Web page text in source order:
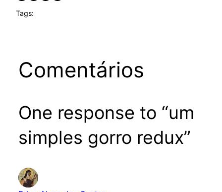
Tags:
Comentários
One response to “um
simples gorro redux”